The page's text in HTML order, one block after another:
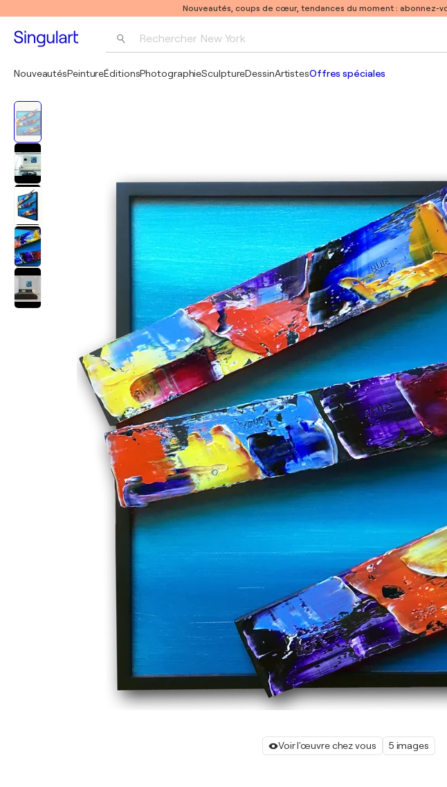
Nouveautés, coups de cœur, tendances du moment : abonnez-
Rechercher New York
NouveautésPeintureÉditionsPhotographieSculptureDessinArtistesOffres spéciales
Voir l'œuvre chez vous 5 images